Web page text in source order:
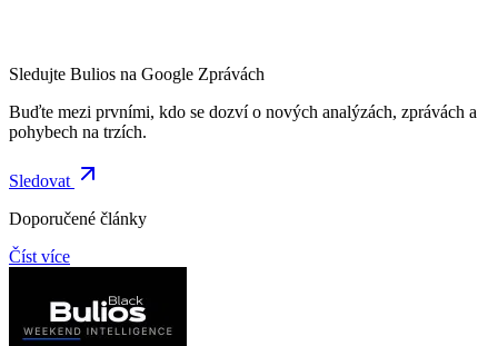
Sledujte Bulios na Google Zprávách
Buďte mezi prvními, kdo se dozví o nových analýzách, zprávách a
pohybech na trzích.
Sledovat
Doporučené články
Číst více